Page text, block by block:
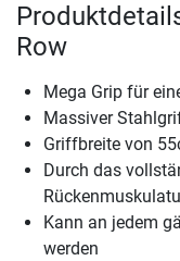
Row
Mega Grip für
Massiver
Griffbreite von
Durch das
Kann an jedem
werden